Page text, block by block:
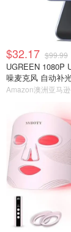
$32.17 $99.99
UGREEN 1080P
噪麦克风 自动补
Amazon澳洲亚马逊